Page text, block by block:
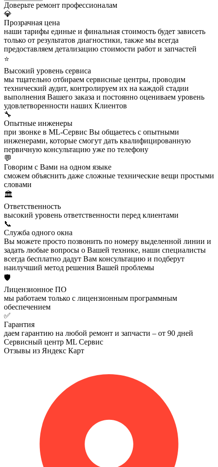
Доверьте ремонт профессионалам
💎
Прозрачная цена
наши тарифы единые и финальная стоимость будет зависеть
только от результатов диагностики, также мы всегда
предоставляем детализацию стоимости работ и запчастей
⭐
Высокий уровень сервиса
мы тщательно отбираем сервисные центры, проводим
технический аудит, контролируем их на каждой стадии
выполнения Вашего заказа и постоянно оцениваем уровень
удовлетворенности наших Клиентов
🔧
Опытные инженеры
при звонке в ML-Сервис Вы общаетесь с опытными
инженерами, которые смогут дать квалифицированную
первичную консультацию уже по телефону
💬
Говорим с Вами на одном языке
сможем объяснить даже сложные технические вещи простыми
словами
🏛️
Ответственность
высокий уровень ответственности перед клиентами
📞
Служба одного окна
Вы можете просто позвонить по номеру выделенной линии и
задать любые вопросы о Вашей технике, наши специалисты
всегда бесплатно дадут Вам консультацию и подберут
наилучший метод решения Вашей проблемы
🛡️
Лицензионное ПО
мы работаем только с лицензионным программным
обеспечением
✅
Гарантия
даем гарантию на любой ремонт и запчасти – от 90 дней
Сервисный центр ML Сервис
Отзывы из Яндекс Карт